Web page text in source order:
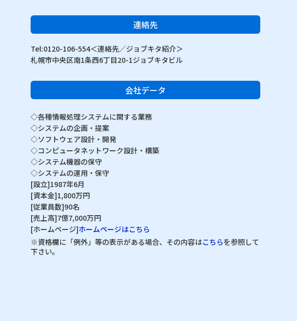
連絡先
Tel:0120-106-554＜連絡先／ジョブキタ紹介＞
札幌市中央区南1条西6丁目20-1ジョブキタビル
会社データ
◇各種情報処理システムに関する業務
◇システムの企画・提案
◇ソフトウェア設計・開発
◇コンピュータネットワーク設計・構築
◇システム機器の保守
◇システムの運用・保守
[設立]1987年6月
[資本金]1,800万円
[従業員数]90名
[売上高]7億7,000万円
[ホームページ]ホームページはこちら
※資格欄に「例外」等の表示がある場合、その内容はこちらを参照して
下さい。